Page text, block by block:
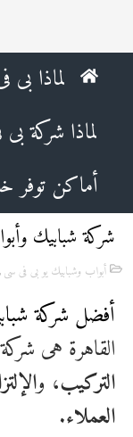
لماذا
لماذا شركة
أماكن توفر
شركة شبابيك
أبواب وشبابيك يو بى فى سى,
أفضل شركة
القاهرة هى
التركيب، و
العملاء.